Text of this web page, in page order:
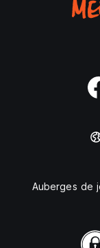
Auberges de